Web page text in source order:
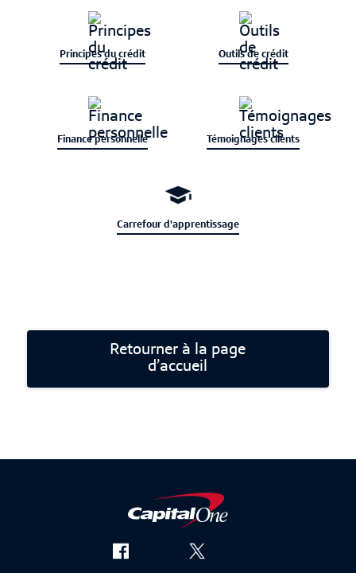
Principes du crédit Outils de crédit
Finance personnelle Témoignages clients
Carrefour d'apprentissage
Retourner à la page
d’accueil